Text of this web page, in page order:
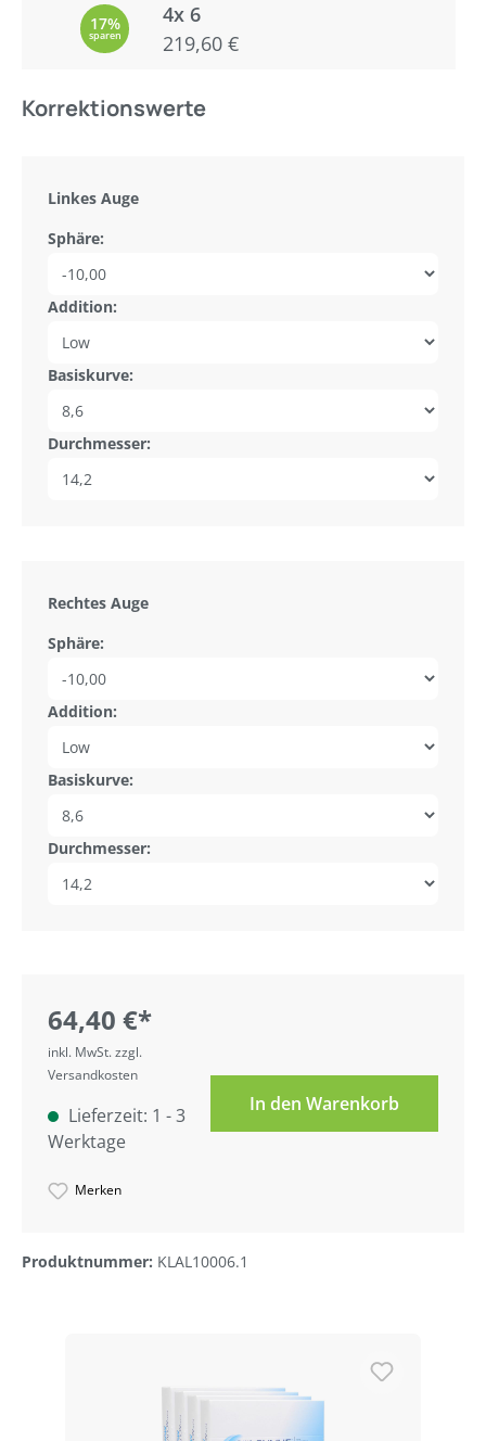
17%
sparen
4x 6
219,60 €
Korrektionswerte
Linkes Auge
Sphäre:
Addition:
Basiskurve:
Durchmesser:
Rechtes Auge
Sphäre:
Addition:
Basiskurve:
Durchmesser:
64,40 €*
inkl. MwSt. zzgl.
Versandkosten
Lieferzeit: 1 - 3
Werktage
Merken
In den Warenkorb
Produktnummer: KLAL10006.1